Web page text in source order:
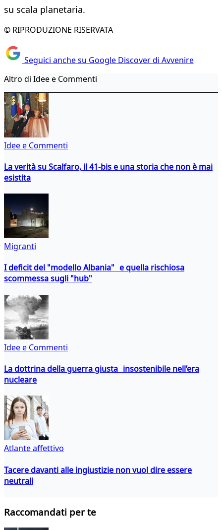
su scala planetaria.
© RIPRODUZIONE RISERVATA
Seguici anche su Google Discover di Avvenire
Altro di Idee e Commenti
Idee e Commenti
La verità su Scalfaro, il 41-bis e una storia che non è mai
esistita
Migranti
I deficit del "modello Albania" e quella rischiosa
scommessa sugli "hub"
Idee e Commenti
La dottrina della guerra giusta insostenibile nell’era
nucleare
Atlante affettivo
Tacere davanti alle ingiustizie non vuol dire essere
neutrali
Raccomandati per te